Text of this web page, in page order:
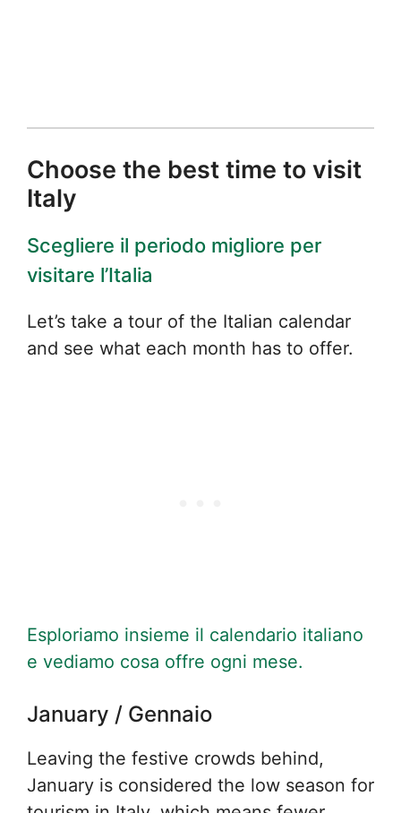
Choose the best time to visit
Italy
Scegliere il periodo migliore per
visitare l’Italia
Let’s take a tour of the Italian calendar
and see what each month has to offer.
Esploriamo insieme il calendario italiano
e vediamo cosa offre ogni mese.
January / Gennaio
Leaving the festive crowds behind,
January is considered the low season for